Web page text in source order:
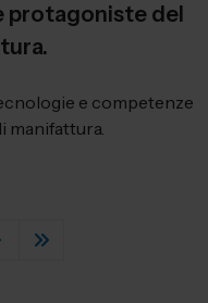
protagoniste del
e competenze
manifattura.